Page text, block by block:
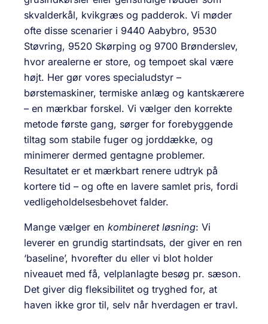
skvalderkål, kvikgræs og padderok. Vi møder
ofte disse scenarier i 9440 Aabybro, 9530
Støvring, 9520 Skørping og 9700 Brønderslev,
hvor arealerne er store, og tempoet skal være
højt. Her gør vores specialudstyr –
børstemaskiner, termiske anlæg og kantskærere
– en mærkbar forskel. Vi vælger den korrekte
metode første gang, sørger for forebyggende
tiltag som stabile fuger og jorddække, og
minimerer dermed gentagne problemer.
Resultatet er et mærkbart renere udtryk på
kortere tid – og ofte en lavere samlet pris, fordi
vedligeholdelsesbehovet falder.
Mange vælger en kombineret løsning: Vi
leverer en grundig startindsats, der giver en ren
‘baseline’, hvorefter du eller vi blot holder
niveauet med få, velplanlagte besøg pr. sæson.
Det giver dig fleksibilitet og tryghed for, at
haven ikke gror til, selv når hverdagen er travl.